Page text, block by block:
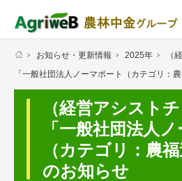
マイページ
プレミアムサービ
プレミアムサー
お知らせ・更新情報 2025年
（
「一般社団法人ノーマポート（カテゴリ：
（経営アシスト
「一般社団法人
（カテゴリ：農
のお知らせ